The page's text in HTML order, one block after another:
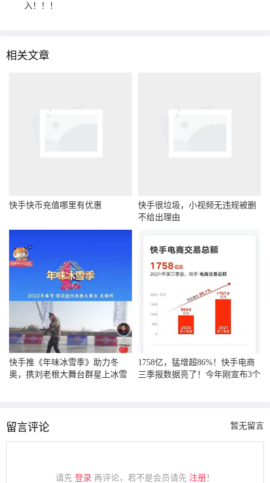
入！！！
相关文章
快手快币充值哪里有优惠
快手很垃圾，小视频无违规被删
不给出理由
快手推《年味冰雪季》助力冬
奥，携刘老根大舞台群星上冰雪
1758亿，猛增超86%！快手电商
三季报数据亮了！今年刚宣布3个
留言评论 暂无留言
请先 登录 再评论，若不是会员请先 注册！